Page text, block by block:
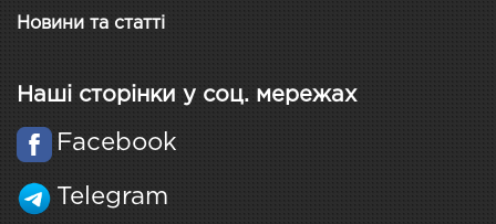
Новини та статті
Наші сторінки у соц. мережах
Facebook
Telegram